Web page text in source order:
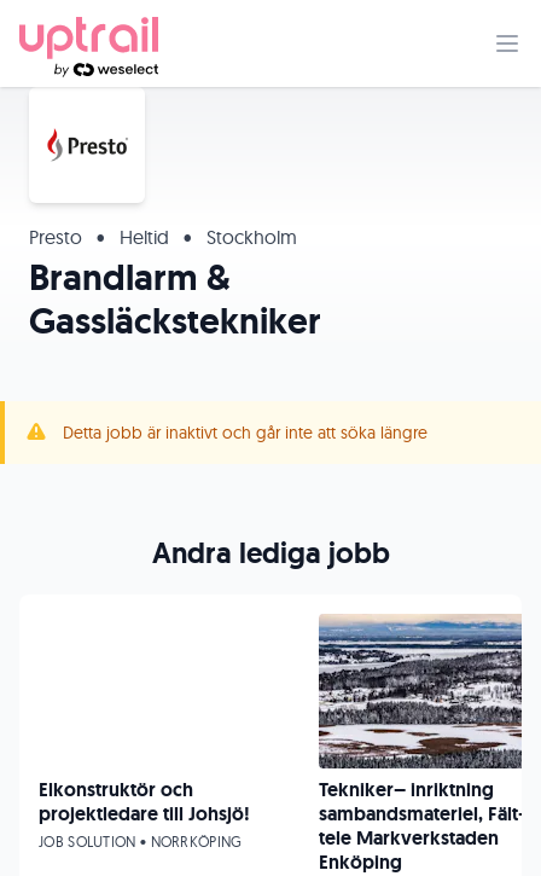
Presto • Heltid • Stockholm
Brandlarm &
Gassläckstekniker
Detta jobb är inaktivt och går inte att söka längre
Andra lediga jobb
Elkonstruktör och
projektledare till Johsjö!
JOB SOLUTION • NORRKÖPING
Tekniker– inriktning
sambandsmateriel, Fält-
tele Markverkstaden
Enköping